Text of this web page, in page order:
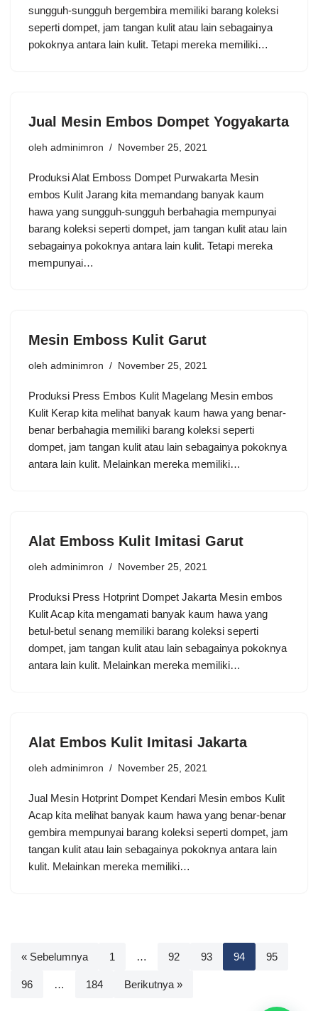
sungguh-sungguh bergembira memiliki barang koleksi
seperti dompet, jam tangan kulit atau lain sebagainya
pokoknya antara lain kulit. Tetapi mereka memiliki…
Jual Mesin Embos Dompet Yogyakarta
oleh adminimron November 25, 2021
Produksi Alat Emboss Dompet Purwakarta Mesin
embos Kulit Jarang kita memandang banyak kaum
hawa yang sungguh-sungguh berbahagia mempunyai
barang koleksi seperti dompet, jam tangan kulit atau lain
sebagainya pokoknya antara lain kulit. Tetapi mereka
mempunyai…
Mesin Emboss Kulit Garut
oleh adminimron November 25, 2021
Produksi Press Embos Kulit Magelang Mesin embos
Kulit Kerap kita melihat banyak kaum hawa yang benar-
benar berbahagia memiliki barang koleksi seperti
dompet, jam tangan kulit atau lain sebagainya pokoknya
antara lain kulit. Melainkan mereka memiliki…
Alat Emboss Kulit Imitasi Garut
oleh adminimron November 25, 2021
Produksi Press Hotprint Dompet Jakarta Mesin embos
Kulit Acap kita mengamati banyak kaum hawa yang
betul-betul senang memiliki barang koleksi seperti
dompet, jam tangan kulit atau lain sebagainya pokoknya
antara lain kulit. Melainkan mereka memiliki…
Alat Embos Kulit Imitasi Jakarta
oleh adminimron November 25, 2021
Jual Mesin Hotprint Dompet Kendari Mesin embos Kulit
Acap kita melihat banyak kaum hawa yang benar-benar
gembira mempunyai barang koleksi seperti dompet, jam
tangan kulit atau lain sebagainya pokoknya antara lain
kulit. Melainkan mereka memiliki…
« Sebelumnya 1 … 92 93 94 95
96 … 184 Berikutnya »